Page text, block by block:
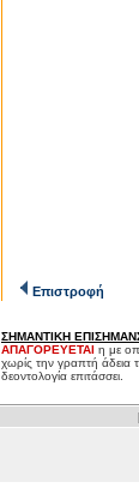
Επιστροφή
ΣΗΜΑΝΤΙΚΗ
ΑΠΑΓΟΡΕΥΕΤΑΙ η με
χωρίς την γραπτή άδεια
δεοντολογία επιτάσσει.